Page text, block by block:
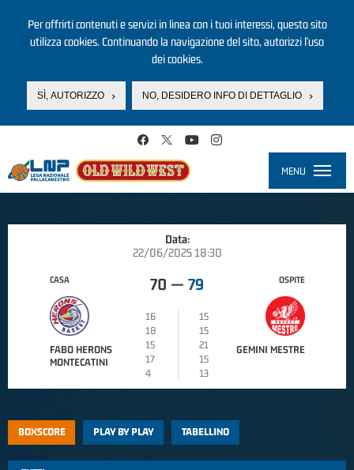
Per offrirti contenuti e servizi in linea con i tuoi interessi, questo sito
utilizza cookies. Continuando la navigazione del sito, autorizzi l’uso
dei cookies.
SÌ, AUTORIZZO NO, DESIDERO INFO DI DETTAGLIO
MENU
Data:
22/06/2025 18:30
CASA
FABO HERONS
MONTECATINI
70 — 79
16
15
18
15
15
21
17
15
4
13
OSPITE
GEMINI MESTRE
BOXSCORE PLAY BY PLAY TABELLINO